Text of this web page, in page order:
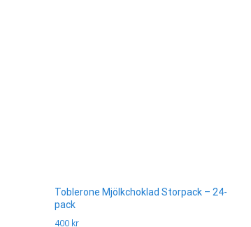
Toblerone Mjölkchoklad Storpack – 24-
pack
400 kr